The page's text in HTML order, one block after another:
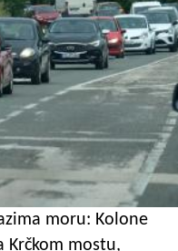
moru: Kolone
Krčkom mostu,